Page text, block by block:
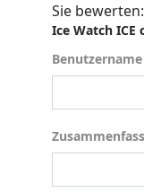
Sie bewerten:
Ice Watch
Benutzername
Benutzername